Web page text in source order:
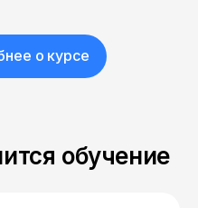
о курсе
обучение